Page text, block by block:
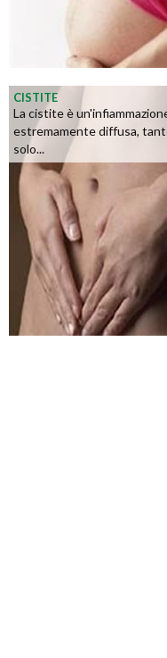
CISTITE
La cistite è
estremamente diffusa,
solo...